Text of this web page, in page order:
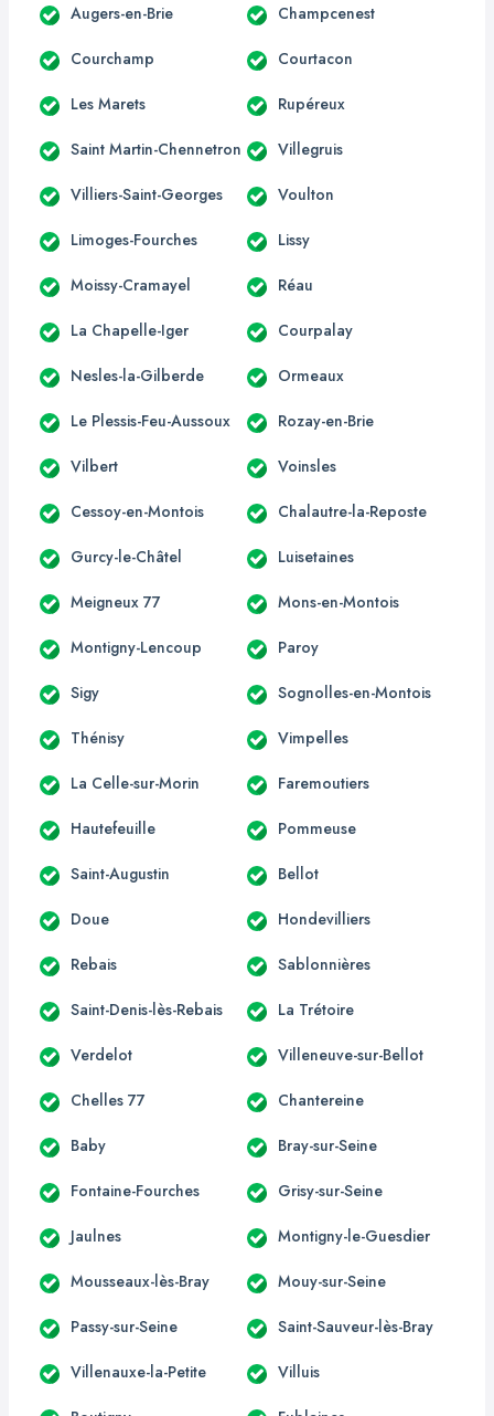
Augers-en-Brie Champcenest
Courchamp Courtacon
Les Marets Rupéreux
Saint Martin-Chennetron Villegruis
Villiers-Saint-Georges Voulton
Limoges-Fourches Lissy
Moissy-Cramayel Réau
La Chapelle-Iger Courpalay
Nesles-la-Gilberde Ormeaux
Le Plessis-Feu-Aussoux Rozay-en-Brie
Vilbert Voinsles
Cessoy-en-Montois Chalautre-la-Reposte
Gurcy-le-Châtel Luisetaines
Meigneux 77 Mons-en-Montois
Montigny-Lencoup Paroy
Sigy Sognolles-en-Montois
Thénisy Vimpelles
La Celle-sur-Morin Faremoutiers
Hautefeuille Pommeuse
Saint-Augustin Bellot
Doue Hondevilliers
Rebais Sablonnières
Saint-Denis-lès-Rebais La Trétoire
Verdelot Villeneuve-sur-Bellot
Chelles 77 Chantereine
Baby Bray-sur-Seine
Fontaine-Fourches Grisy-sur-Seine
Jaulnes Montigny-le-Guesdier
Mousseaux-lès-Bray Mouy-sur-Seine
Passy-sur-Seine Saint-Sauveur-lès-Bray
Villenauxe-la-Petite Villuis